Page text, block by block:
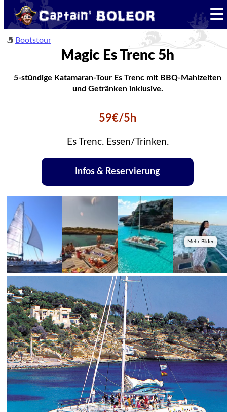
Bootstour
Magic Es Trenc 5h
5-stündige Katamaran-Tour Es Trenc mit BBQ-Mahlzeiten
und Getränken inklusive.
59€/5h
Es Trenc. Essen/Trinken.
Infos & Reservierung
Mehr Bilder